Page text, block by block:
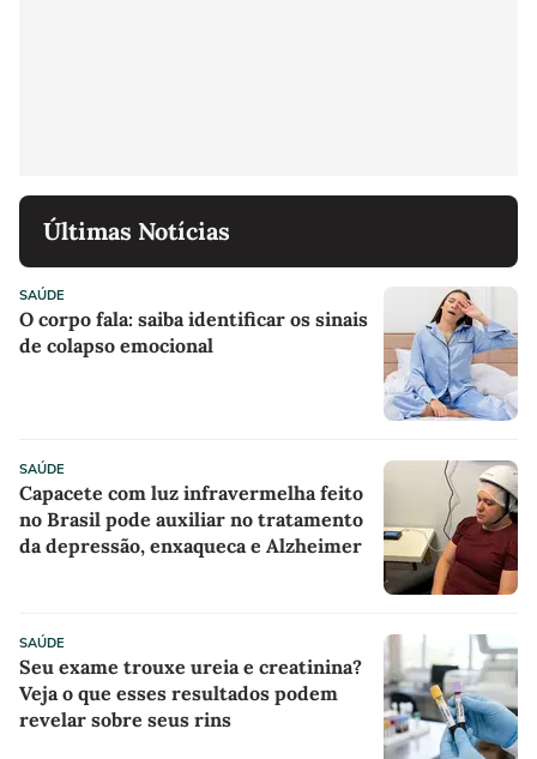
Últimas Notícias
SAÚDE
O corpo fala: saiba identificar os sinais
de colapso emocional
SAÚDE
Capacete com luz infravermelha feito
no Brasil pode auxiliar no tratamento
da depressão, enxaqueca e Alzheimer
SAÚDE
Seu exame trouxe ureia e creatinina?
Veja o que esses resultados podem
revelar sobre seus rins